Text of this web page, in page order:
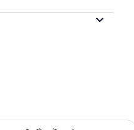
8 10
lượng phòng cuối tuần này